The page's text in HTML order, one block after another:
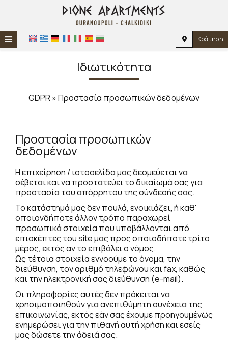
≡ Κράτηση
ΑΡΧΙΚΉ
ΤΟΠΟΘΕΣΊΑ
ΔΙΑΜΟΝΉ
ΦΩΤΟΓΡΑΦΊΕΣ
Ιδιωτικότητα
GDPR » Προστασία προσωπικών δεδομένων
Προστασία προσωπικών
δεδομένων
Η επιχείρηση / ιστοσελίδα μας δεσμεύεται να
σέβεται και να προστατεύει το δικαίωμά σας για
προστασία του απόρρητου της σύνδεσής σας.
Το κατάστημά μας δεν πουλά, ενοικιάζει, ή καθ'
οποιονδήποτε άλλον τρόπο παραχωρεί
προσωπικά στοιχεία που υποβάλλονται από
επισκέπτες του site μας προς οποιοδήποτε τρίτο
μέρος, εκτός αν το επιβάλει ο νόμος.
Ως τέτοια στοιχεία εννοούμε το όνομα, την
διεύθυνση, τον αριθμό τηλεφώνου και fax, καθώς
και την ηλεκτρονική σας διεύθυνση (e-mail).
Οι πληροφορίες αυτές δεν πρόκειται να
χρησιμοποιηθούν για ανεπιθύμητη συνέχεια της
επικοινωνίας, εκτός εάν σας έχουμε προηγουμένως
ενημερώσει για την πιθανή αυτή χρήση και εσείς
μας δώσετε την άδειά σας.